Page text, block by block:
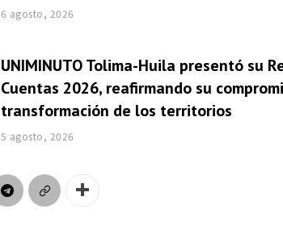
6 agosto, 2026
UNIMINUTO Tolima-Huila presentó su
Cuentas 2026, reafirmando su
transformación de los territorios
5 agosto, 2026